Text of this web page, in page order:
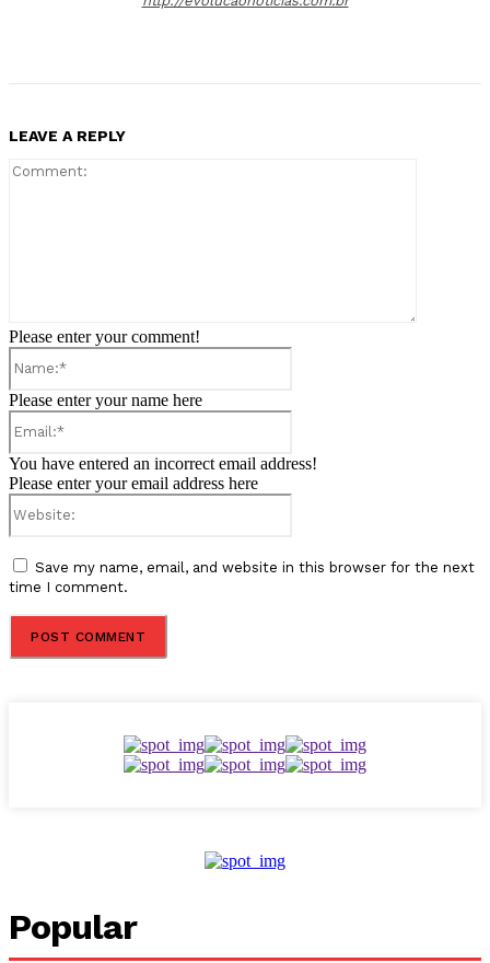
LEAVE A REPLY
Please enter your comment!
Please enter your name here
You have entered an incorrect email address!
Please enter your email address here
Save my name, email, and website in this browser for the next
time I comment.
Popular